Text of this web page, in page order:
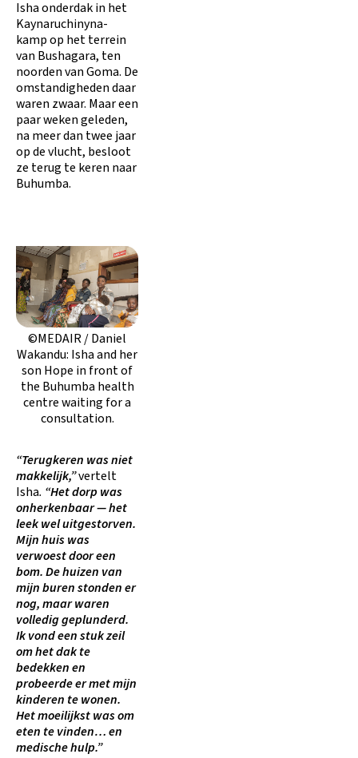
Isha onderdak in het
Kaynaruchinyna-
kamp op het terrein
van Bushagara, ten
noorden van Goma. De
omstandigheden daar
waren zwaar. Maar een
paar weken geleden,
na meer dan twee jaar
op de vlucht, besloot
ze terug te keren naar
Buhumba.
©MEDAIR / Daniel
Wakandu: Isha and her
son Hope in front of
the Buhumba health
centre waiting for a
consultation.
“Terugkeren was niet
makkelijk,”vertelt
Isha. “Het dorp was
onherkenbaar — het
leek wel uitgestorven.
Mijn huis was
verwoest door een
bom. De huizen van
mijn buren stonden er
nog, maar waren
volledig geplunderd.
Ik vond een stuk zeil
om het dak te
bedekken en
probeerde er met mijn
kinderen te wonen.
Het moeilijkst was om
eten te vinden… en
medische hulp.”